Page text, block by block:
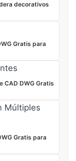
decorativos
Gratis para
CAD DWG Gratis
Gratis para